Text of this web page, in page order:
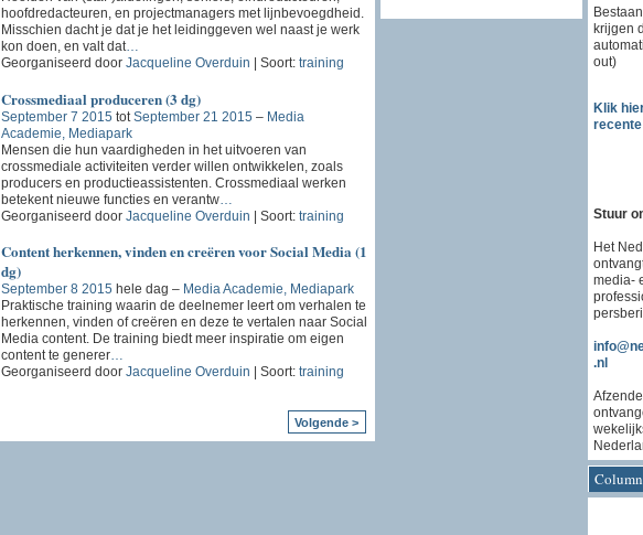
hoofdredacteuren, en projectmanagers met lijnbevoegdheid.
Misschien dacht je dat je het leidinggeven wel naast je werk
kon doen, en valt dat…
Georganiseerd door Jacqueline Overduin | Soort: training
Crossmediaal produceren (3 dg)
September 7 2015 tot September 21 2015 – Media
Academie, Mediapark
Mensen die hun vaardigheden in het uitvoeren van
crossmediale activiteiten verder willen ontwikkelen, zoals
producers en productieassistenten. Crossmediaal werken
betekent nieuwe functies en verantw…
Georganiseerd door Jacqueline Overduin | Soort: training
Content herkennen, vinden en creëren voor Social Media (1
dg)
September 8 2015 hele dag – Media Academie, Mediapark
Praktische training waarin de deelnemer leert om verhalen te
herkennen, vinden of creëren en deze te vertalen naar Social
Media content. De training biedt meer inspiratie om eigen
content te generer…
Georganiseerd door Jacqueline Overduin | Soort: training
Volgende >
krijgen
out)
Klik
Stuur
Het
media-
.nl